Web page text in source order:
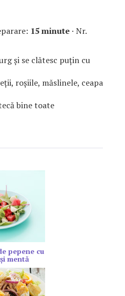
15 minute · Nr.
și se clătesc puțin cu
roșiile, măslinele, ceapa
bine toate
pepene cu
mentă